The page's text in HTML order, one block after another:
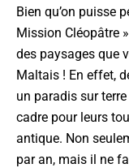
Bien qu’on puisse
Mission Cléopâtre
des paysages que
Maltais ! En effet,
un paradis sur
cadre pour leurs
antique. Non
par an, mais il ne